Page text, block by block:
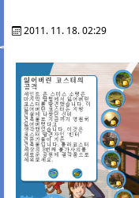
2011. 11. 18. 02:29